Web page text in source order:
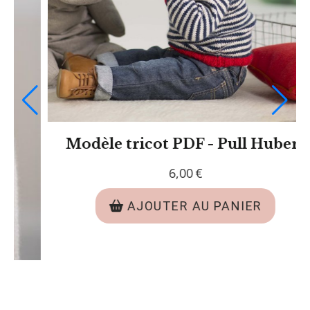
Kit tricot - Pull Albane
70,00€